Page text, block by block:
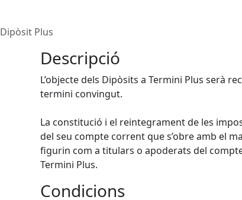
Dipòsit Plus
Descripció
L’objecte dels Dipòsits a Termini Plus serà
termini convingut.
La constitució i el reintegrament de les
del seu compte corrent que s’obre amb el
figurin com a titulars o apoderats del
Termini Plus.
Condicions